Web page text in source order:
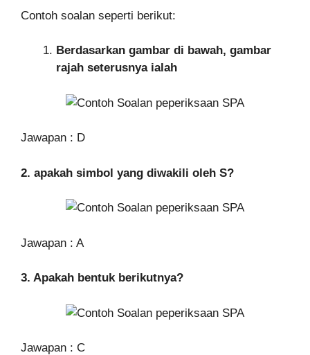
Contoh soalan seperti berikut:
Berdasarkan gambar di bawah, gambar
rajah seterusnya ialah
Jawapan : D
2. apakah simbol yang diwakili oleh S?
Jawapan : A
3. Apakah bentuk berikutnya?
Jawapan : C